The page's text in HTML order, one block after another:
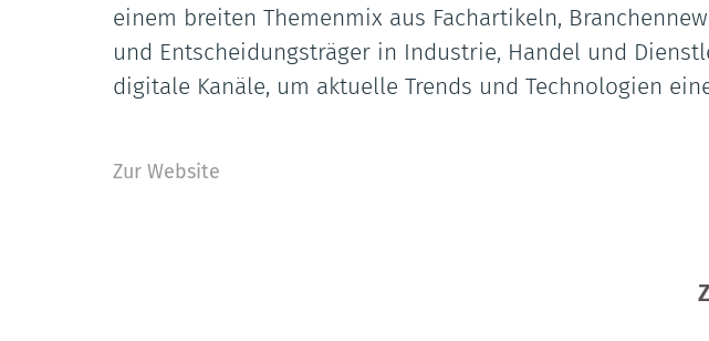
einem breiten Themenmix aus Fachartikeln,
und Entscheidungsträger in Industrie, Handel und
digitale Kanäle, um aktuelle Trends und Technologien
Zur Website